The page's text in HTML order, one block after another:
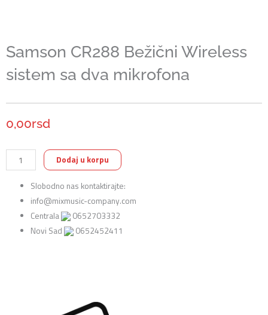
Samson CR288 Bežični Wireless
sistem sa dva mikrofona
0,00rsd
Samson
CR288
Bežični
Wireless
sistem
Dodaj u korpu
Slobodno nas kontaktirajte:
info@mixmusic-company.com
Centrala
0652703332
Novi Sad
0652452411